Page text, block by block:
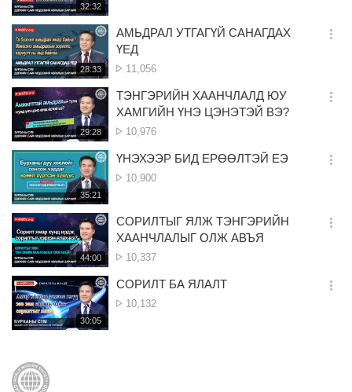
재
생
시
간
32:32
기
재
생
시
간
28:33
АМЬДРАЛ УТГАГҮЙ САНАГДАХ
ҮЕД
Үзэлт
11,056
옵
기
재
생
시
간
29:28
ТЭНГЭРИЙН ХААНЧЛАЛД ЮУ
ХАМГИЙН ҮНЭ ЦЭНЭТЭЙ ВЭ?
Үзэлт
10,976
옵
기
재
생
시
간
35:21
ҮНЭХЭЭР БИД ЕРӨӨЛТЭЙ ЕЭ
Үзэлт
10,900
옵
기
재
생
시
간
44:00
СОРИЛТЫГ ЯЛЖ ТЭНГЭРИЙН
ХААНЧЛАЛЫГ ОЛЖ АВЪЯ
Үзэлт
10,337
옵
기
재
생
30:05
СОРИЛТ БА ЯЛАЛТ
Үзэлт
10,132
옵